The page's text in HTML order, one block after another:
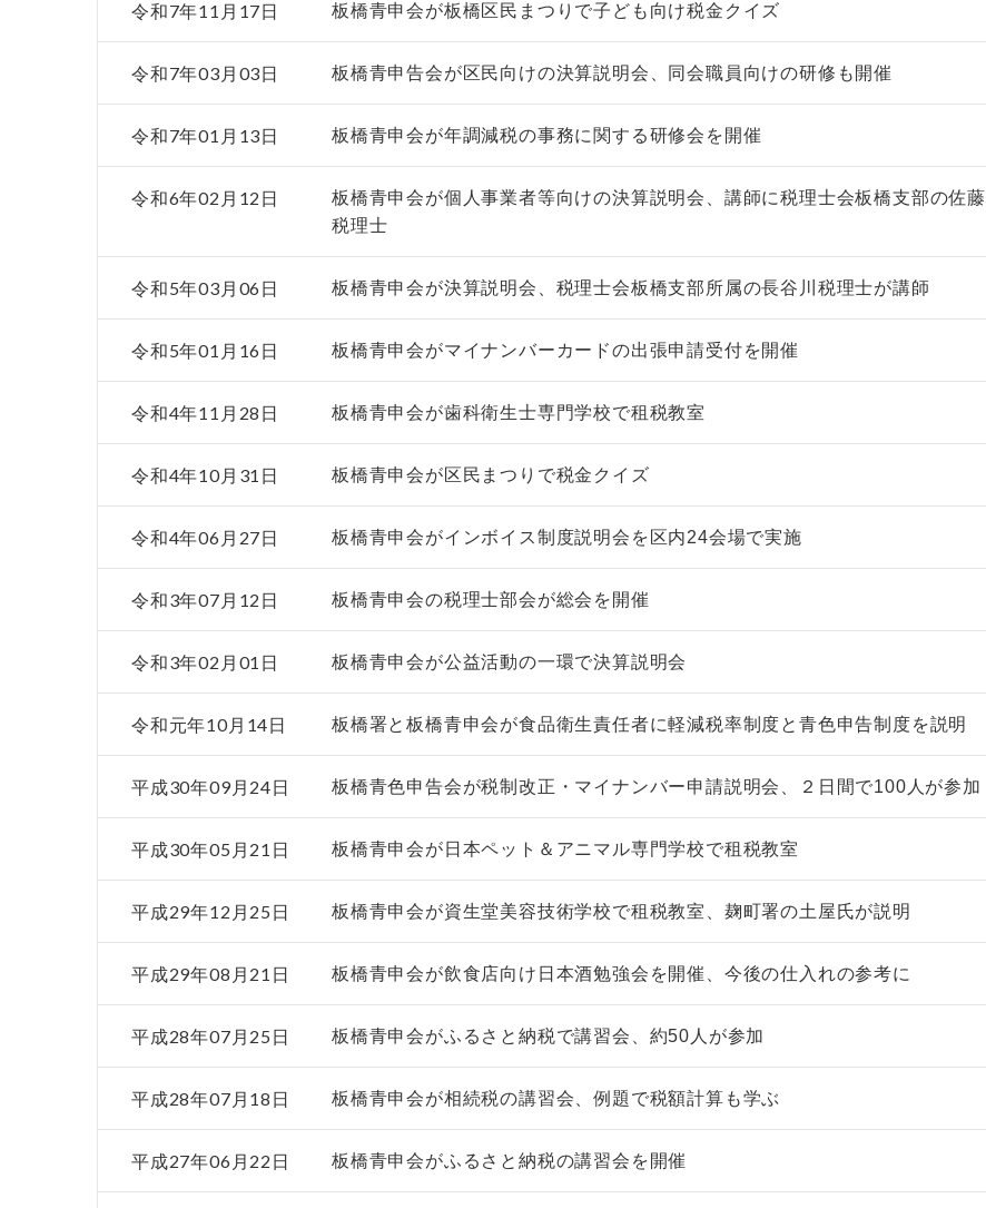
令和7年11月17日 板橋青申会が板橋区民まつりで子ども向け税金クイズ
令和7年03月03日 板橋青申告会が区民向けの決算説明会、同会職員向けの研修も開催
令和7年01月13日 板橋青申会が年調減税の事務に関する研修会を開催
令和6年02月12日
板橋青申会が個人事業者等向けの決算説明会、講師に税理士会板橋支部の佐藤
税理士
令和5年03月06日 板橋青申会が決算説明会、税理士会板橋支部所属の長谷川税理士が講師
令和5年01月16日 板橋青申会がマイナンバーカードの出張申請受付を開催
令和4年11月28日 板橋青申会が歯科衛生士専門学校で租税教室
令和4年10月31日 板橋青申会が区民まつりで税金クイズ
令和4年06月27日 板橋青申会がインボイス制度説明会を区内24会場で実施
令和3年07月12日 板橋青申会の税理士部会が総会を開催
令和3年02月01日 板橋青申会が公益活動の一環で決算説明会
令和元年10月14日 板橋署と板橋青申会が食品衛生責任者に軽減税率制度と青色申告制度を説明
平成30年09月24日 板橋青色申告会が税制改正・マイナンバー申請説明会、２日間で100人が参加
平成30年05月21日 板橋青申会が日本ペット＆アニマル専門学校で租税教室
平成29年12月25日 板橋青申会が資生堂美容技術学校で租税教室、麹町署の土屋氏が説明
平成29年08月21日 板橋青申会が飲食店向け日本酒勉強会を開催、今後の仕入れの参考に
平成28年07月25日 板橋青申会がふるさと納税で講習会、約50人が参加
平成28年07月18日 板橋青申会が相続税の講習会、例題で税額計算も学ぶ
平成27年06月22日 板橋青申会がふるさと納税の講習会を開催